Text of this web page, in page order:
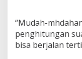
“Mudah-
penghitungan
bisa berjalan